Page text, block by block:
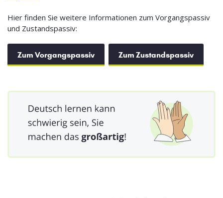
Hier finden Sie weitere Informationen zum Vorgangspassiv
und Zustandspassiv:
Zum Vorgangspassiv Zum Zustandspassiv